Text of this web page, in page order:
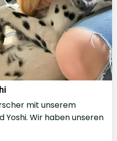
mit unserem
Yoshi. Wir haben unseren